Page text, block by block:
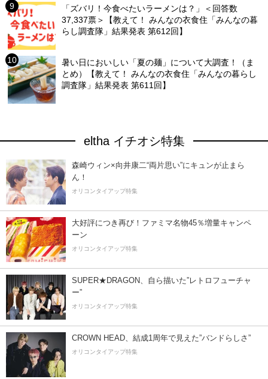
「ズバリ！今食べたいラーメンは？」＜回答数
37,337票＞【教えて！ みんなの衣食住「みんなの暮
らし調査隊」結果発表 第612回】
暑い日においしい「夏の麺」について大調査！（ま
とめ）【教えて！ みんなの衣食住「みんなの暮らし
調査隊」結果発表 第611回】
eltha イチオシ特集
森崎ウィン×向井康二“両片思い”にキュンが止まら
ん！
オリコンタイアップ特集
大好評につき再び！ファミマ名物45％増量キャンペ
ーン
オリコンタイアップ特集
SUPER★DRAGON、自ら描いた”レトロフューチャ
ー”
オリコンタイアップ特集
CROWN HEAD、結成1周年で見えた”バンドらしさ”
オリコンタイアップ特集